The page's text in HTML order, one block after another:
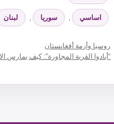
الوسوم
اساسي سوريا لبنان
روسیا وأزمة أفغانستان
“أبادوا القرية المجاورة”: كيف يمارس